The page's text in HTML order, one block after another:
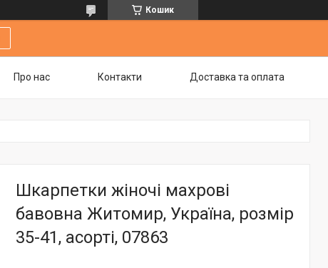
Кошик
Про нас Контакти Доставка та оплата
Шкарпетки жіночі махрові
бавовна Житомир, Україна, розмір
35-41, асорті, 07863